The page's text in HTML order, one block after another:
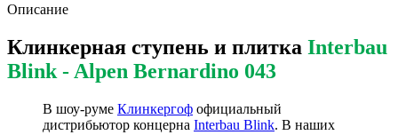
Описание
Клинкерная ступень и плитка Interbau
Blink - Alpen Bernardino 043
В шоу-руме Клинкергоф официальный
дистрибьютор концерна Interbau Blink. В наших